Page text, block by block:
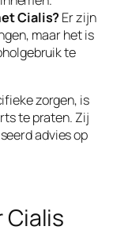
Cialis?Er zijn
maar het is
te
zorgen, is
te praten. Zij
advies op
Cialis